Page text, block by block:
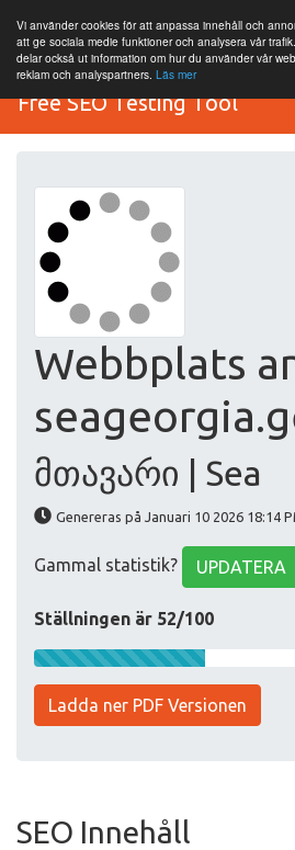
Vi använder cookies för att anpassa innehåll och
att ge sociala medie funktioner och analysera vår
delar också ut information om hur du använder vår
reklam och analyspartners. Läs mer
Free SEO Testing Tool
Webbplats
მთავარი | Sea
Genereras på Januari 10 2026 18:14
Gammal statistik? UPDATERA
Ställningen är 52/100
Ladda ner PDF Versionen
SEO Innehåll